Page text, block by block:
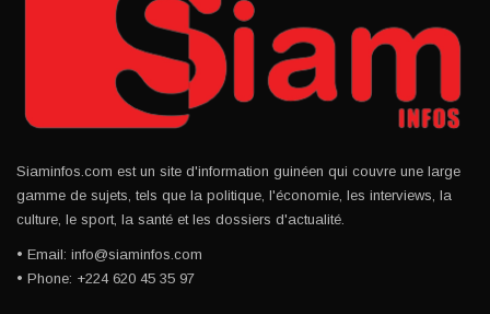
Siaminfos.com est un site d'information guinéen qui couvre une large
gamme de sujets, tels que la politique, l'économie, les interviews, la
culture, le sport, la santé et les dossiers d'actualité.
• Email: info@siaminfos.com
• Phone: +224 620 45 35 97